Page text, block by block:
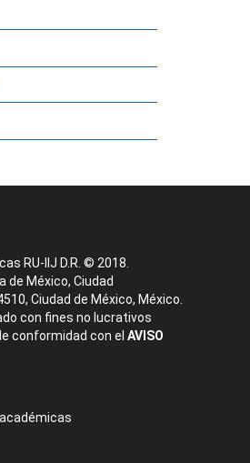
RU-IIJ D.R. © 2018.
de México, Ciudad
Ciudad de México, México.
con fines no lucrativos
conformidad con el AVISO